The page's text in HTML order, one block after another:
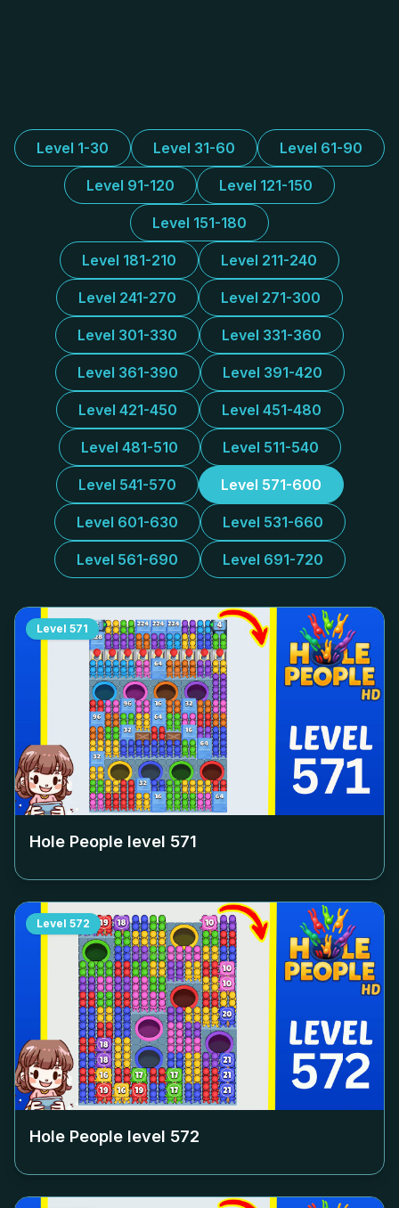
Level 1-30 Level 31-60 Level 61-90
Level 91-120 Level 121-150
Level 151-180
Level 181-210 Level 211-240
Level 241-270 Level 271-300
Level 301-330 Level 331-360
Level 361-390 Level 391-420
Level 421-450 Level 451-480
Level 481-510 Level 511-540
Level 541-570 Level 571-600
Level 601-630 Level 531-660
Level 561-690 Level 691-720
Level 571
Hole People level 571
Level 572
Hole People level 572